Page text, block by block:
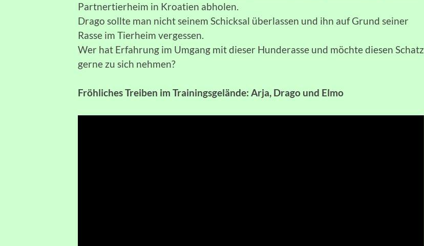
Partnertierheim in Kroatien abholen.
Drago sollte man nicht seinem Schicksal überlassen und ihn auf Grund seiner
Rasse im Tierheim vergessen.
Wer hat Erfahrung im Umgang mit dieser Hunderasse und möchte diesen Schatz
gerne zu sich nehmen?
Fröhliches Treiben im Trainingsgelände: Arja, Drago und Elmo